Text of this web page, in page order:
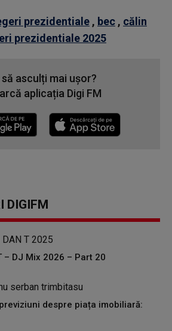
prezidentiale , bec , călin
prezidentiale 2025
asculți mai ușor?
aplicația Digi FM
DIGIFM
DJ Mix 2026 – Part 20
despre piața imobiliară: